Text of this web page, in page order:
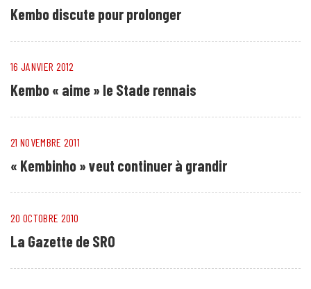
Kembo discute pour prolonger
16 JANVIER 2012
Kembo « aime » le Stade rennais
21 NOVEMBRE 2011
« Kembinho » veut continuer à grandir
20 OCTOBRE 2010
La Gazette de SRO